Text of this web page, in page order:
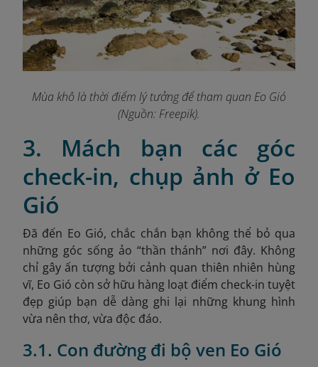
Mùa khô là thời điểm lý tưởng để tham quan Eo Gió
(Nguồn: Freepik).
3. Mách bạn các góc
check-in, chụp ảnh ở Eo
Gió
Đã đến Eo Gió, chắc chắn bạn không thể bỏ qua
những góc sống ảo “thần thánh” nơi đây. Không
chỉ gây ấn tượng bởi cảnh quan thiên nhiên hùng
vĩ, Eo Gió còn sở hữu hàng loạt điểm check-in tuyệt
đẹp giúp bạn dễ dàng ghi lại những khung hình
vừa nên thơ, vừa độc đáo.
3.1. Con đường đi bộ ven Eo Gió